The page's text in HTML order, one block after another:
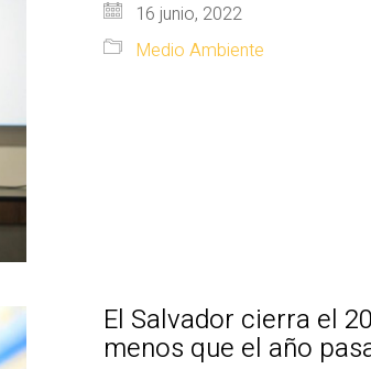
16 junio, 2022
Medio Ambiente
El Salvador cierra el
menos que el año